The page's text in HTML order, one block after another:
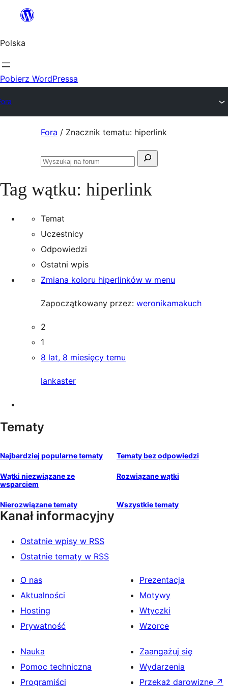
Przejdź
treści
Polska
Pobierz WordPressa
Fora / Znacznik tematu: hiperlink
Szukaj:
Przeszukaj
Tag wątku: hiperlink
Temat
Uczestnicy
Odpowiedzi
Ostatni wpis
Zmiana koloru hiperlinków w menu
Zapoczątkowany przez: weronikamakuch
2
1
8 lat, 8 miesięcy temu
lankaster
Tematy
Najbardziej popularne tematy Tematy bez odpowiedzi
Wątki niezwiązane ze
wsparciem
Rozwiązane wątki
Nierozwiązane tematy Wszystkie tematy
Kanał informacyjny
Ostatnie wpisy w RSS
Ostatnie tematy w RSS
O nas
Aktualności
Hosting
Prywatność
Prezentacja
Motywy
Wtyczki
Wzorce
Nauka
Pomoc techniczna
Programiści
Zaangażuj się
Wydarzenia
Przekaż darowiznę ↗